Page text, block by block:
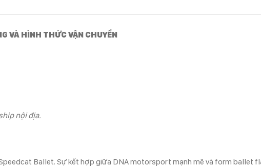
VÀ HÌNH THỨC VẬN CHUYỂN
nội địa.
Ballet. Sự kết hợp giữa DNA motorsport mạnh mẽ và form ballet